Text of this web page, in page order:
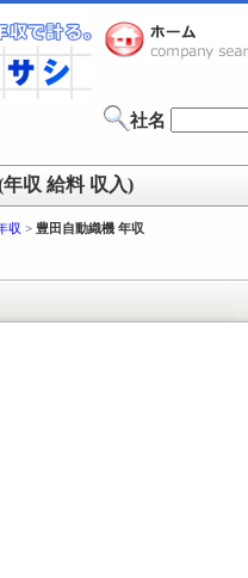
社名
収 給料 収入)
収 > 豊田自動織機 年収